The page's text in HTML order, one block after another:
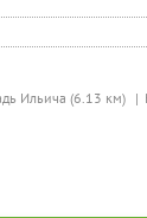
Ильича (6.13 км)